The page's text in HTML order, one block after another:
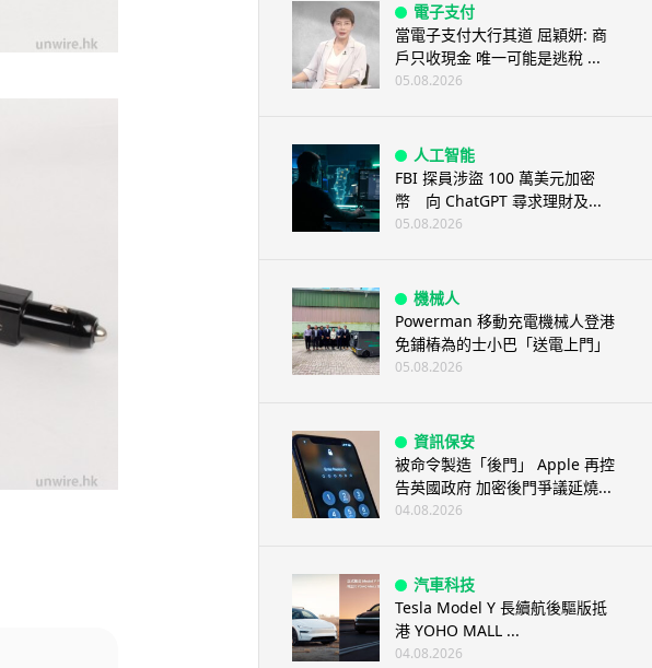
電子支付
當電子支付大行其道 屈穎妍: 商
戶只收現金 唯一可能是逃稅 ...
05.08.2026
人工智能
FBI 探員涉盜 100 萬美元加密
幣 向 ChatGPT 尋求理財及...
05.08.2026
機械人
Powerman 移動充電機械人登港
免鋪樁為的士小巴「送電上門」
05.08.2026
資訊保安
被命令製造「後門」 Apple 再控
告英國政府 加密後門爭議延燒...
04.08.2026
汽車科技
Tesla Model Y 長續航後驅版抵
港 YOHO MALL ...
04.08.2026